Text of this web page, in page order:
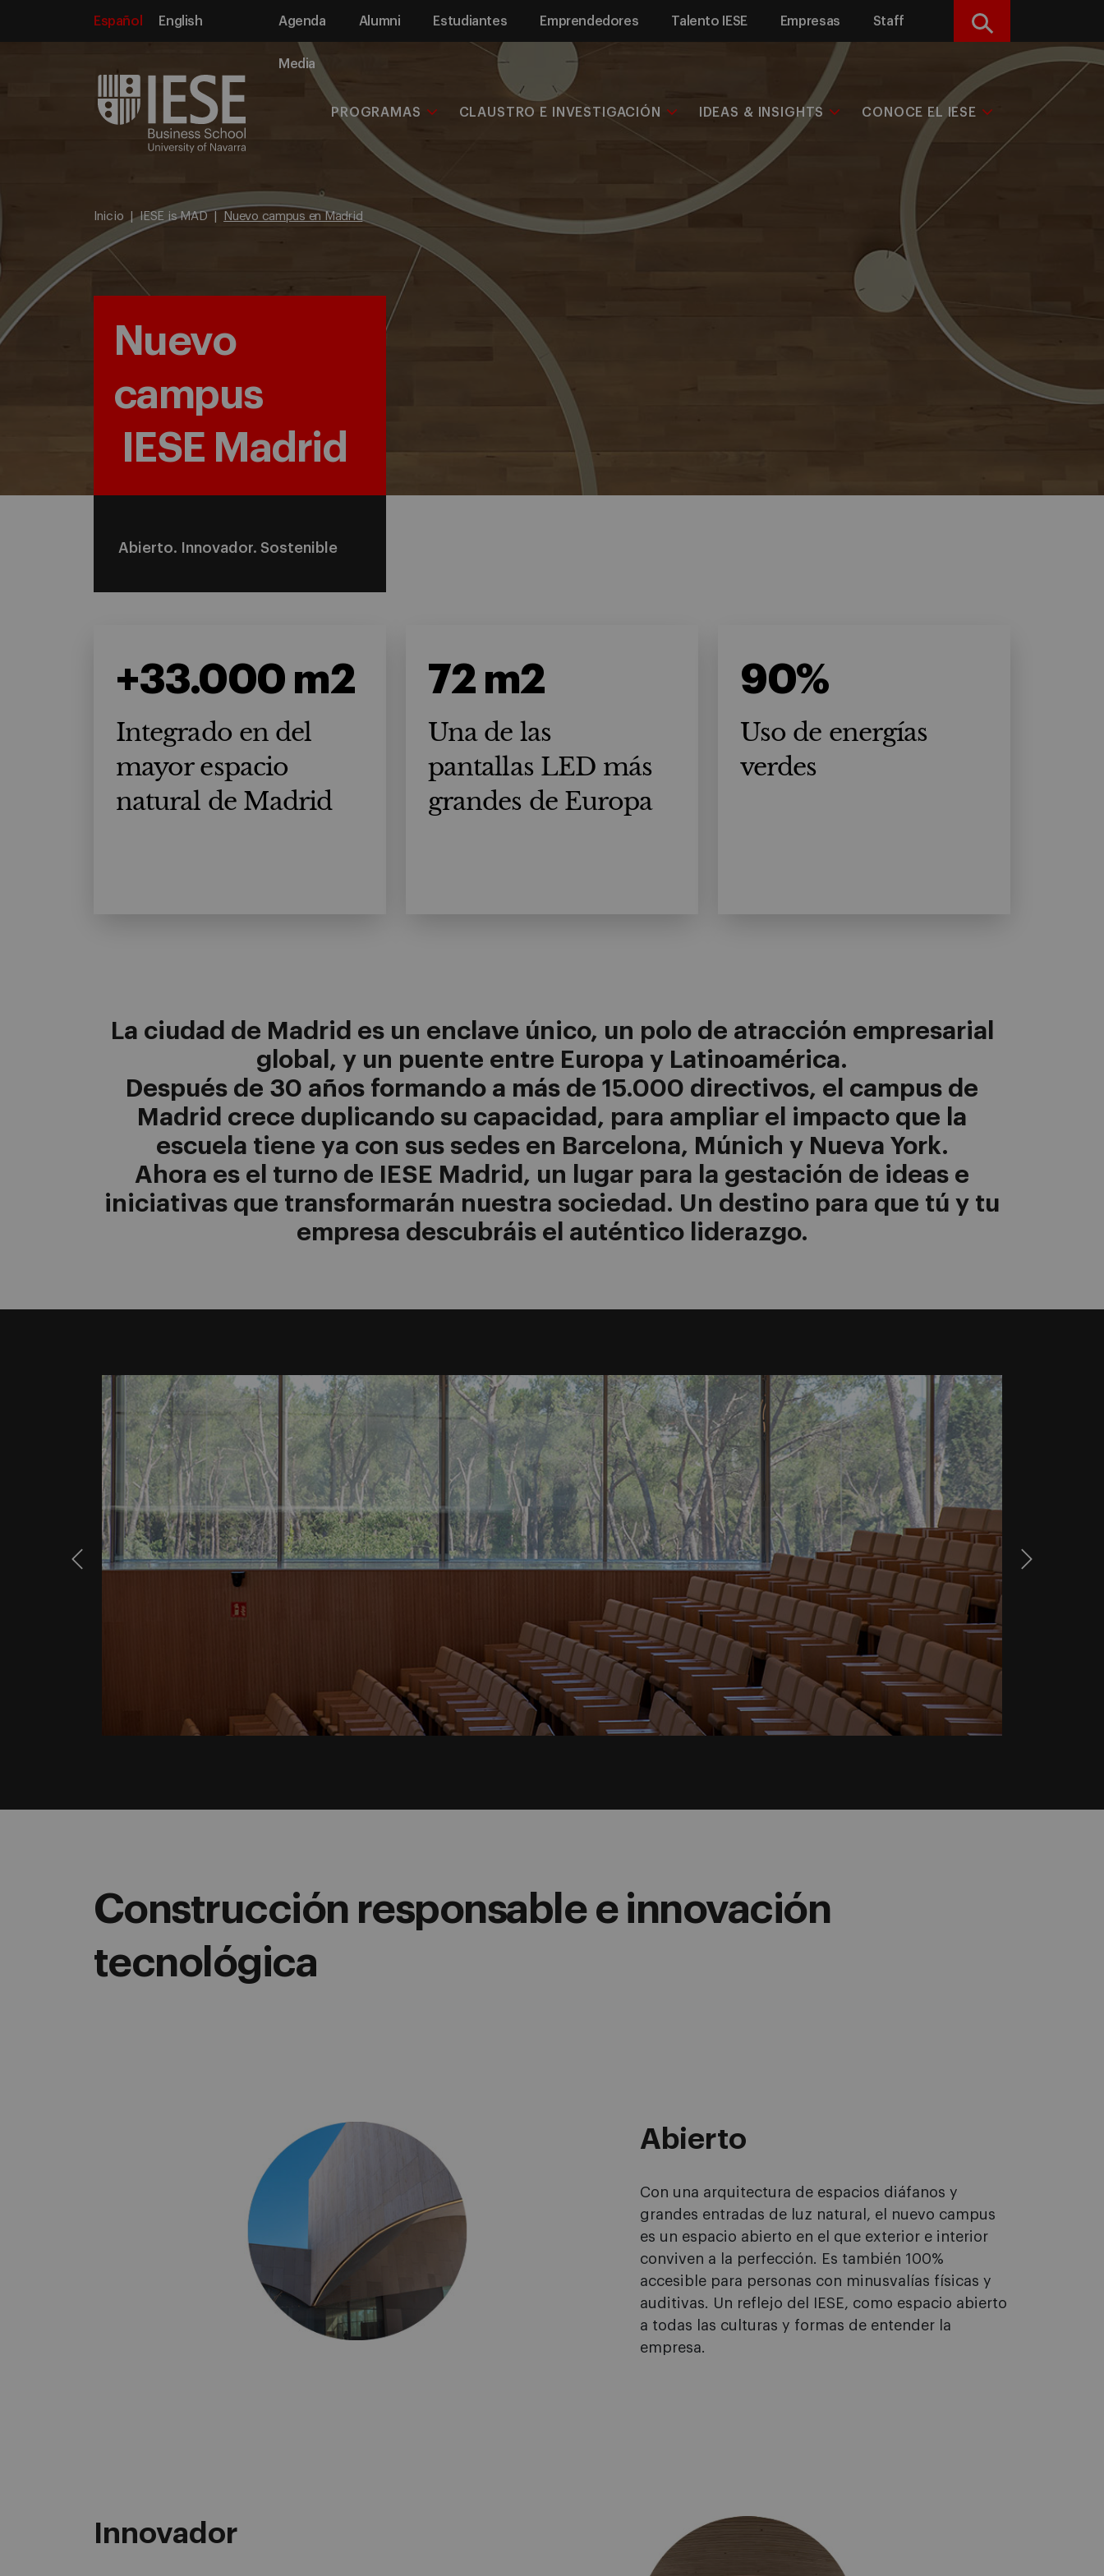
Español English Agenda Alumni Estudiantes Emprendedores Talento IESE Empresas Staff
Media
Buscar
PROGRAMAS CLAUSTRO E INVESTIGACIÓN IDEAS & INSIGHTS CONOCE EL IESE
Inicio IESE is MAD Nuevo campus en Madrid
Nuevo
campus
IESE Madrid
Abierto. Innovador. Sostenible
+33.000 m2
Integrado en del
mayor espacio
natural de Madrid
72 m2
Una de las
pantallas LED más
grandes de Europa
90%
Uso de energías
verdes
La ciudad de Madrid es un enclave único, un polo de atracción empresarial
global, y un puente entre Europa y Latinoamérica.
Después de 30 años formando a más de 15.000 directivos, el campus de
Madrid crece duplicando su capacidad, para ampliar el impacto que la
escuela tiene ya con sus sedes en Barcelona, Múnich y Nueva York.
Ahora es el turno de IESE Madrid, un lugar para la gestación de ideas e
iniciativas que transformarán nuestra sociedad. Un destino para que tú y tu
empresa descubráis el auténtico liderazgo.
Construcción responsable e innovación
tecnológica
Abierto
Con una arquitectura de espacios diáfanos y
grandes entradas de luz natural, el nuevo campus
es un espacio abierto en el que exterior e interior
conviven a la perfección. Es también 100%
accesible para personas con minusvalías físicas y
auditivas. Un reflejo del IESE, como espacio abierto
a todas las culturas y formas de entender la
empresa.
Innovador